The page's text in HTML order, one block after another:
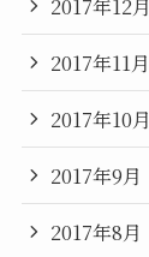
2017年11月
2017年10月
2017年9月
2017年8月